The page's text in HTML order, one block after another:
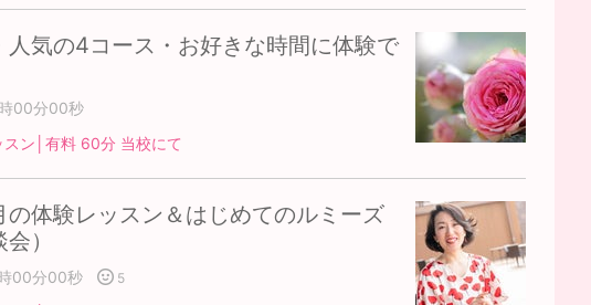
人気の4コース・お好きな時間に体験で
00分00秒
ン│有料 60分 当校にて
の体験レッスン＆はじめてのルミーズ
）
00分00秒 5